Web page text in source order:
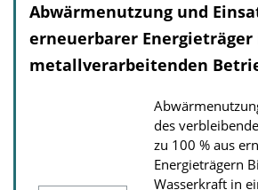
d
s
i
o
n
D
Abwärmenutzung und
erneuerbarer
metallverarbeitenden
des
zu 100 % aus
Energieträgern
Wasserkraft in